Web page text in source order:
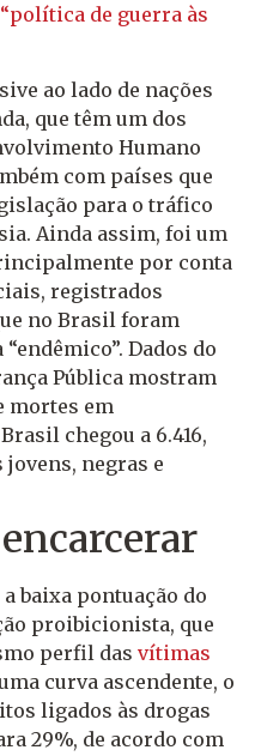
“política de guerra às
ao lado de nações
que têm um dos
Humano
com países que
para o tráfico
Ainda assim, foi um
por conta
registrados
no Brasil foram
Dados do
Pública mostram
mortes em
chegou a 6.416,
negras e
encarcerar
baixa pontuação do
proibicionista, que
perfil das vítimas
curva ascendente, o
ligados às drogas
29%, de acordo com